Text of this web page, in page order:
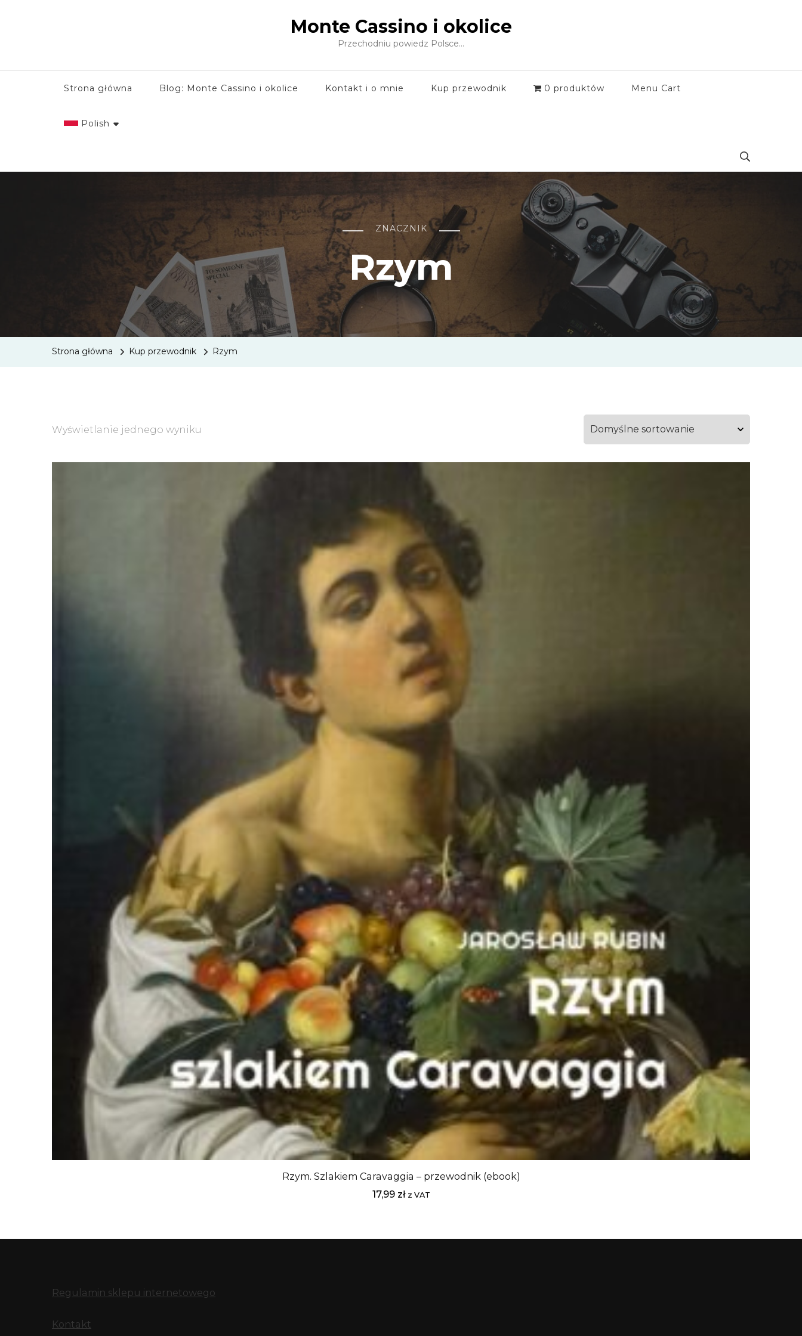
Monte Cassino i okolice
Przechodniu powiedz Polsce…
Strona główna Blog: Monte Cassino i okolice Kontakt i o mnie Kup przewodnik 0 produktów Menu Cart
Polish
ZNACZNIK
Rzym
Strona główna Kup przewodnik Rzym
Wyświetlanie jednego wyniku
Rzym. Szlakiem Caravaggia – przewodnik (ebook)
17,99 zł z VAT
Regulamin sklepu internetowego
Kontakt